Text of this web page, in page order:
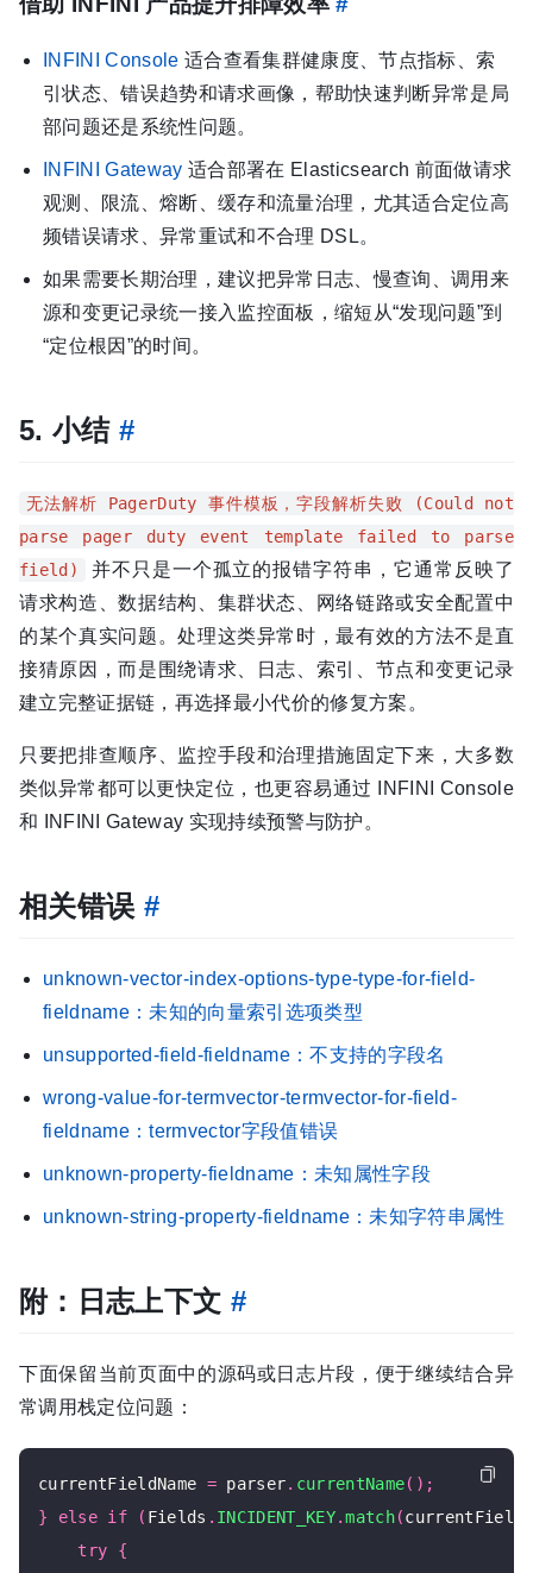
INFINI Console 适合查看集群健康度、节点指标、索
引状态、错误趋势和请求画像，帮助快速判断异常是局
部问题还是系统性问题。
INFINI Gateway 适合部署在 Elasticsearch 前面做请求
观测、限流、熔断、缓存和流量治理，尤其适合定位高
频错误请求、异常重试和不合理 DSL。
如果需要长期治理，建议把异常日志、慢查询、调用来
源和变更记录统一接入监控面板，缩短从“发现问题”到
“定位根因”的时间。
5. 小结 #
无法解析 PagerDuty 事件模板，字段解析失败 (Could not
parse pager duty event template failed to parse
field)
并不只是一个孤立的报错字符串，它通常反映了
请求构造、数据结构、集群状态、网络链路或安全配置中
的某个真实问题。处理这类异常时，最有效的方法不是直
接猜原因，而是围绕请求、日志、索引、节点和变更记录
建立完整证据链，再选择最小代价的修复方案。
只要把排查顺序、监控手段和治理措施固定下来，大多数
类似异常都可以更快定位，也更容易通过 INFINI Console
和 INFINI Gateway 实现持续预警与防护。
相关错误 #
unknown-vector-index-options-type-type-for-field-
fieldname：未知的向量索引选项类型
unsupported-field-fieldname：不支持的字段名
wrong-value-for-termvector-termvector-for-field-
fieldname：termvector字段值错误
unknown-property-fieldname：未知属性字段
unknown-string-property-fieldname：未知字符串属性
附：日志上下文 #
下面保留当前页面中的源码或日志片段，便于继续结合异
常调用栈定位问题：
currentFieldName = parser. currentName();
}
else if ( Fields . INCIDENT_KEY.match(
try
{